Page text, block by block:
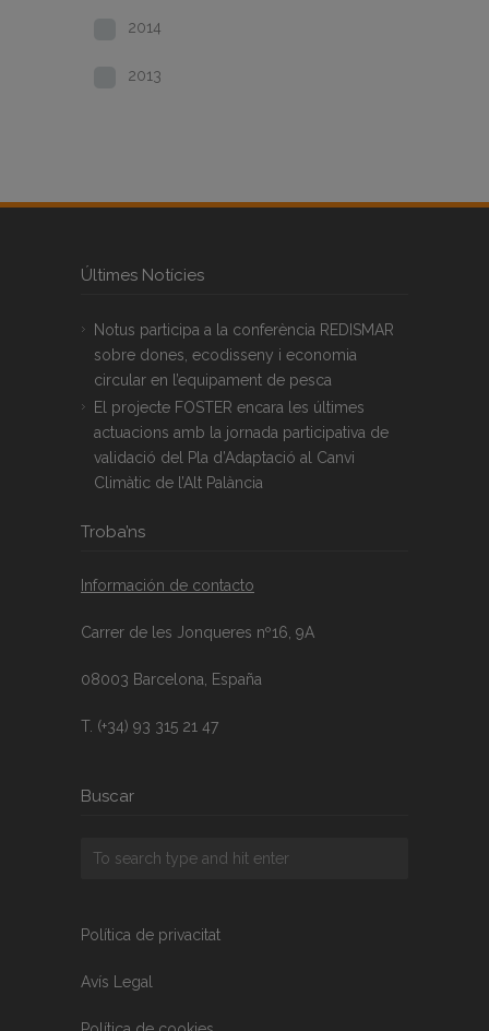
2014
2013
Últimes Notícies
Notus participa a la conferència REDISMAR
sobre dones, ecodisseny i economia
circular en l’equipament de pesca
El projecte FOSTER encara les últimes
actuacions amb la jornada participativa de
validació del Pla d’Adaptació al Canvi
Climàtic de l’Alt Palància
Troba’ns
Información de contacto
Carrer de les Jonqueres nº16, 9A
08003 Barcelona, España
T. (+34) 93 315 21 47
Buscar
Política de privacitat
Avís Legal